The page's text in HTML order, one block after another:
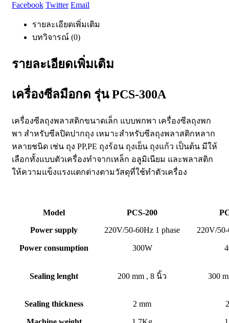
Facebook Twitter Email
รายละเอียดเพิ่มเติม
บทวิจารณ์ (0)
รายละเอียดเพิ่มเติม
เครื่องซีลมือกด รุ่น PCS-300A
เครื่องซีลถุงพลาสติกขนาดเล็ก แบบพกพา เครื่องซีลถุงพก
พา สำหรับซีลปิดปากถุง เหมาะสำหรับซีลถุงพลาสติกหลาก
หลายชนิด เช่น ถุง PP,PE ถุงร้อน ถุงเย็น ถุงแก้ว เป็นต้น มีให้
เลือกทั้งแบบตัวเครื่องทำจากเหล็ก อลูมิเนียม และพลาสติก
ให้ความแข็งแรงแตกต่างตามวัสดุที่ใช้ทำตัวเครื่อง
Model PCS-200
Power supply
220V/50-60Hz 1 phase 220V/50-
Power consumption 300W
Sealing lenght 200 mm , 8 นิ้ว 300
Sealing thickness 2 mm